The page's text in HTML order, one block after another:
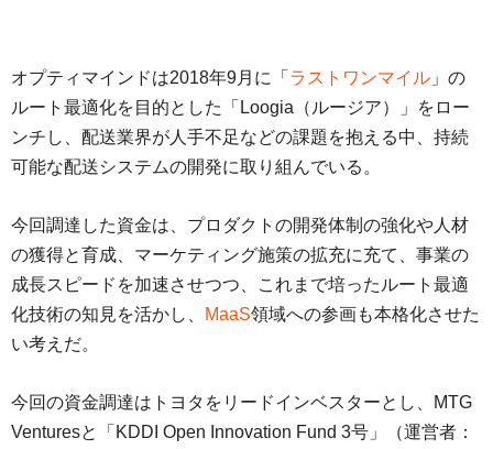
オプティマインドは2018年9月に「 ラストワンマイル 」の
ルート最適化を目的とした「Loogia（ルージア）」をロー
ンチし、配送業界が人手不足などの課題を抱える中、持続
可能な配送システムの開発に取り組んでいる。
今回調達した資金は、プロダクトの開発体制の強化や人材
の獲得と育成、マーケティング施策の拡充に充て、事業の
成長スピードを加速させつつ、これまで培ったルート最適
化技術の知見を活かし、
MaaS領域への参画も本格化させた
い考えだ。
今回の資金調達はトヨタをリードインベスターとし、MTG
Venturesと「KDDI Open Innovation Fund 3号」（運営者：